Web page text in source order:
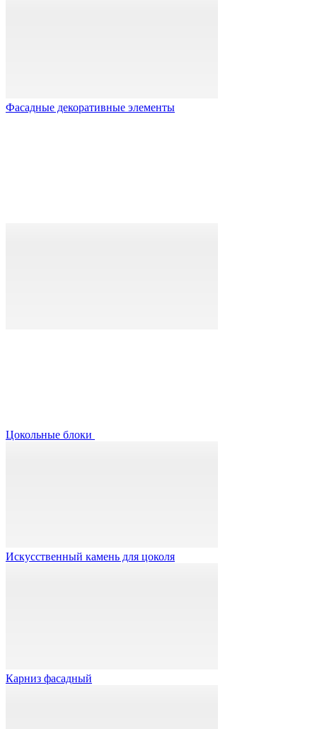
Фасадные декоративные элементы
Цокольные блоки
Искусственный камень для цоколя
Карниз фасадный